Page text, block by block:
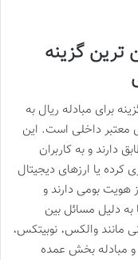
ترین گزینه
برای مبادله ریال به
معتبر داخلی است. این
دارند و به کاربران
کرده یا ارزهای دیجیتال
هویت بومی دارند و
دلیل مسائل بین
مانند والکس، نوبیتکس،
و مبادله بخش عمده